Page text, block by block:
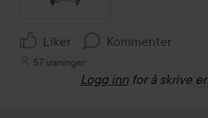
Liker Kommenter
57 visninger
Logg inn for å skrive